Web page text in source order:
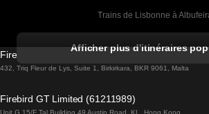
Trains de Lisbonne à
Trains de Lisbonne à Lagos
Afficher plus d'itinéraires
Firebird GT Limited (OC 1451)
432, Triq Fleur de Lys, Suite 1, Birkirkara, BKR 9061, Malta
Firebird GT Limited (61211989)
Unit G 15/F Tal Building 49 Austin Road, KL, Hong Kong